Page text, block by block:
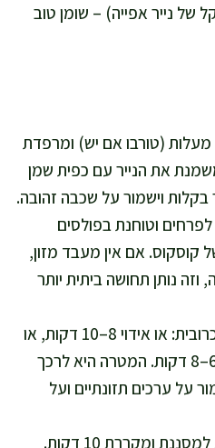
של נייר אפייה) – שומן טוב
אני מחממת תנור ל-220 מעלות (טורבו אם יש) ומרפדת
את הנייר עם כפית שמן
וישמור על שכבה זהובה.
וטוחנת בפולסים
אם אין מעבד מזון,
וזה נותן תחושה ביתית יותר
אני מבשלת את פירורי הכרובית: או אידוי 8–10 דקות, או
מיקרוגל בקערה מכוסה 6–8 דקות. המטרה היא לרכך
על ערכים תזונתיים ועל
אני מעבירה את הכרובית למסננת ומקררת 10 דקות.